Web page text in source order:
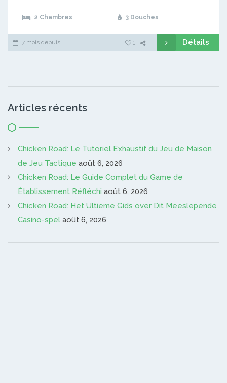
2 Chambres 3 Douches
7 mois depuis 1 Détails
Articles récents
Chicken Road: Le Tutoriel Exhaustif du Jeu de Maison
de Jeu Tactique août 6, 2026
Chicken Road: Le Guide Complet du Game de
Établissement Réfléchi août 6, 2026
Chicken Road: Het Ultieme Gids over Dit Meeslepende
Casino-spel août 6, 2026